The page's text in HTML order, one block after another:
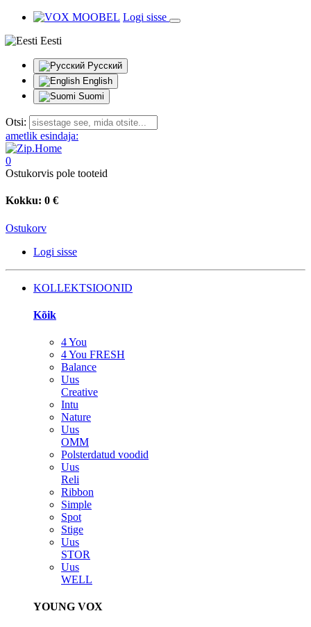
Logi sisse
Eesti
Русский
English
Suomi
Otsi:
ametlik esindaja:
0
Ostukorvis pole tooteid
Kokku: 0 €
Ostukorv
Logi sisse
KOLLEKTSIOONID
Kõik
4 You
4 You FRESH
Balance
Uus
Creative
Intu
Nature
Uus
OMM
Polsterdatud voodid
Uus
Reli
Ribbon
Simple
Spot
Stige
Uus
STOR
Uus
WELL
YOUNG VOX